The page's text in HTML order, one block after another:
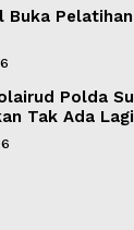
Buka
Polda
Tak Ada